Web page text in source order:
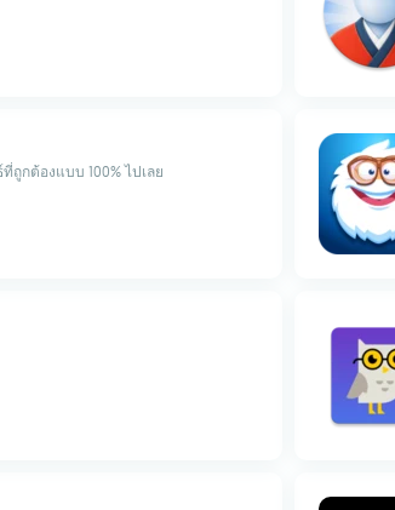
กต้องแบบ 100% ไปเลย